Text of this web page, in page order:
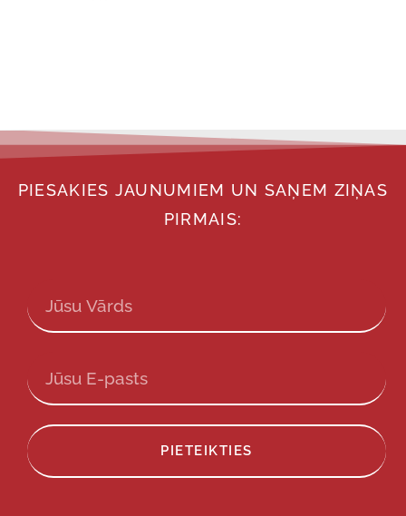
PIESAKIES JAUNUMIEM UN SAŅEM ZIŅAS
PIRMAIS:
PIETEIKTIES